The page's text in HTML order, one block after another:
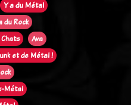
Y a du Métal
du Rock
Chats
Ava
et de Métal !
Métal